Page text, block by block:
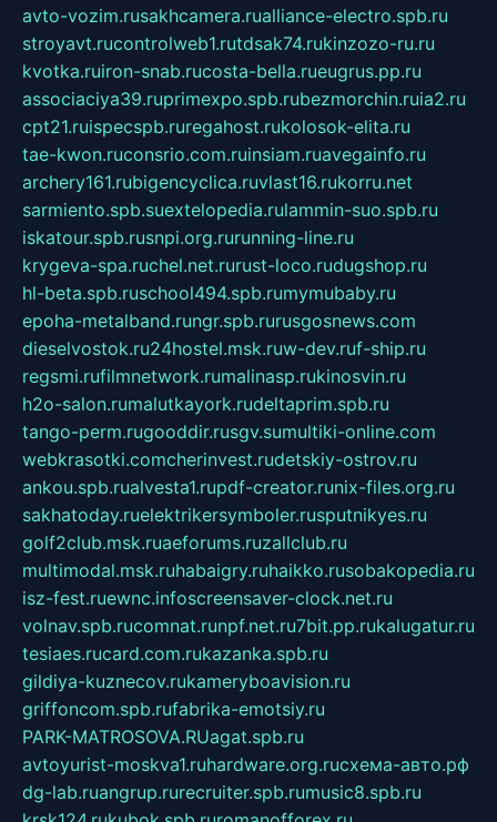
avto-vozim.rusakhcamera.rualliance-electro.spb.ru
stroyavt.rucontrolweb1.rutdsak74.rukinzozo-ru.ru
kvotka.ruiron-snab.rucosta-bella.rueugrus.pp.ru
associaciya39.ruprimexpo.spb.rubezmorchin.ruia2.ru
cpt21.ruispecspb.ruregahost.rukolosok-elita.ru
tae-kwon.ruconsrio.com.ruinsiam.ruavegainfo.ru
archery161.rubigencyclica.ruvlast16.rukorru.net
sarmiento.spb.suextelopedia.rulammin-suo.spb.ru
iskatour.spb.rusnpi.org.rurunning-line.ru
krygeva-spa.ruchel.net.rurust-loco.rudugshop.ru
hl-beta.spb.ruschool494.spb.rumymubaby.ru
epoha-metalband.rungr.spb.rurusgosnews.com
dieselvostok.ru24hostel.msk.ruw-dev.ruf-ship.ru
regsmi.rufilmnetwork.rumalinasp.rukinosvin.ru
h2o-salon.rumalutkayork.rudeltaprim.spb.ru
tango-perm.rugooddir.rusgv.sumultiki-online.com
webkrasotki.comcherinvest.rudetskiy-ostrov.ru
ankou.spb.rualvesta1.rupdf-creator.runix-files.org.ru
sakhatoday.ruelektrikersymboler.rusputnikyes.ru
golf2club.msk.ruaeforums.ruzallclub.ru
multimodal.msk.ruhabaigry.ruhaikko.rusobakopedia.ru
isz-fest.ruewnc.infoscreensaver-clock.net.ru
volnav.spb.rucomnat.runpf.net.ru7bit.pp.rukalugatur.ru
tesiaes.rucard.com.rukazanka.spb.ru
gildiya-kuznecov.rukameryboavision.ru
griffoncom.spb.rufabrika-emotsiy.ru
PARK-MATROSOVA.RUagat.spb.ru
avtoyurist-moskva1.ruhardware.org.ruсхема-авто.рф
dg-lab.ruangrup.rurecruiter.spb.rumusic8.spb.ru